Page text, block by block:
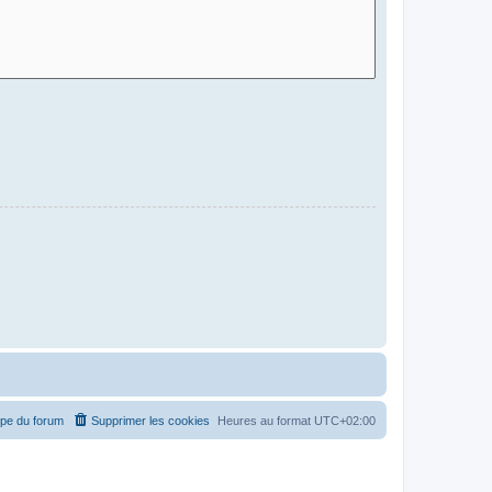
Heures au format UTC+02:00
Supprimer les cookies
du forum